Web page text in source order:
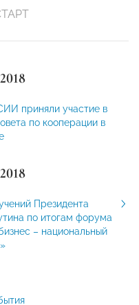
приняли участие в
по кооперации в
Президента
по итогам форума
– национальный